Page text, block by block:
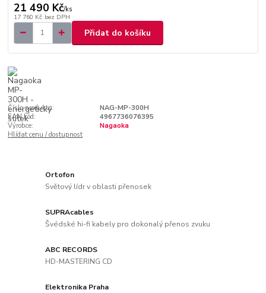
21 490 Kč/ks
17 760 Kč bez DPH
Přidat do košíku
Číslo produktu:
NAG-MP-300H
EAN kód:
4967736076395
Výrobce:
Nagaoka
Hlídat cenu / dostupnost
Ortofon
Světový lídr v oblasti přenosek
SUPRAcables
Švédské hi-fi kabely pro dokonalý přenos zvuku
ABC RECORDS
HD-MASTERING CD
Elektronika Praha